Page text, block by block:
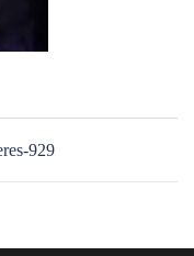
929